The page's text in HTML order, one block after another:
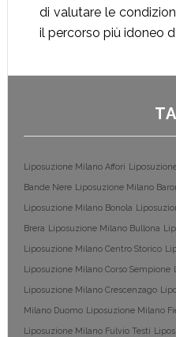
di valutare le
il percorso più idoneo
Liposuzione Milano Affori
Bande Nere Liposuzione Milano
Liposuzione Milano Bonola
Brera Liposuzione Milano Bullona
Liposuzione Milano Centro Storico
Liposuzione Milano Corso Sempione
Liposuzione Milano Crescenzago
Milano Duomo Liposuzione Milano
Liposuzione Milano Fulvio Testi